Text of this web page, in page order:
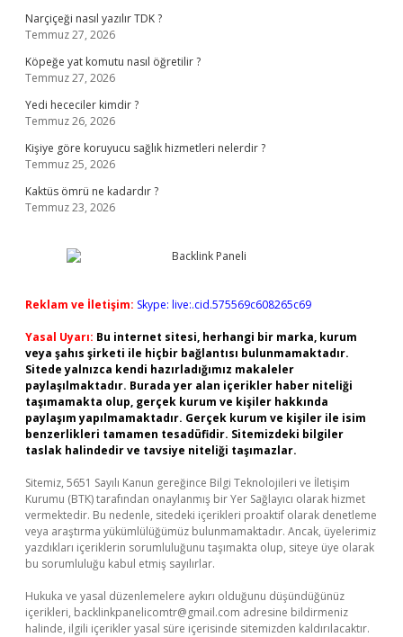
Narçiçeği nasıl yazılır TDK ?
Temmuz 27, 2026
Köpeğe yat komutu nasıl öğretilir ?
Temmuz 27, 2026
Yedi hececiler kimdir ?
Temmuz 26, 2026
Kişiye göre koruyucu sağlık hizmetleri nelerdir ?
Temmuz 25, 2026
Kaktüs ömrü ne kadardır ?
Temmuz 23, 2026
Reklam ve İletişim: Skype: live:.cid.575569c608265c69
Yasal Uyarı: Bu internet sitesi, herhangi bir marka, kurum
veya şahıs şirketi ile hiçbir bağlantısı bulunmamaktadır.
Sitede yalnızca kendi hazırladığımız makaleler
paylaşılmaktadır. Burada yer alan içerikler haber niteliği
taşımamakta olup, gerçek kurum ve kişiler hakkında
paylaşım yapılmamaktadır. Gerçek kurum ve kişiler ile isim
benzerlikleri tamamen tesadüfidir. Sitemizdeki bilgiler
taslak halindedir ve tavsiye niteliği taşımazlar.
Sitemiz, 5651 Sayılı Kanun gereğince Bilgi Teknolojileri ve İletişim
Kurumu (BTK) tarafından onaylanmış bir Yer Sağlayıcı olarak hizmet
vermektedir. Bu nedenle, sitedeki içerikleri proaktif olarak denetleme
veya araştırma yükümlülüğümüz bulunmamaktadır. Ancak, üyelerimiz
yazdıkları içeriklerin sorumluluğunu taşımakta olup, siteye üye olarak
bu sorumluluğu kabul etmiş sayılırlar.
Hukuka ve yasal düzenlemelere aykırı olduğunu düşündüğünüz
içerikleri, backlinkpanelicomtr@gmail.com adresine bildirmeniz
halinde, ilgili içerikler yasal süre içerisinde sitemizden kaldırılacaktır.